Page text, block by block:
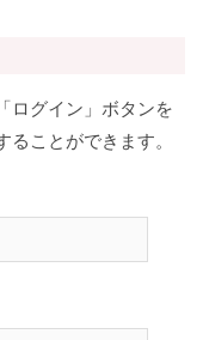
ログイン」ボタンを
ことができます。